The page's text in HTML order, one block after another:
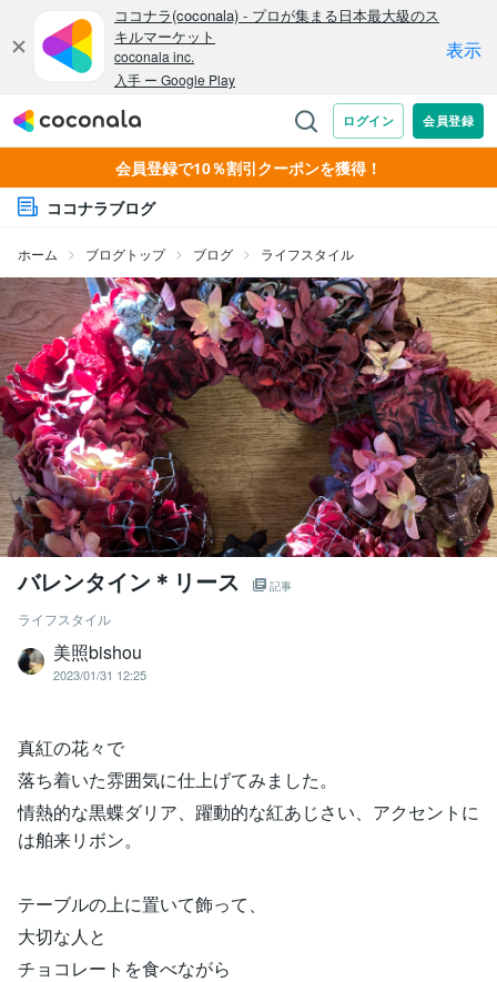
会員登録で10％割引クーポンを獲得！
ココナラブログ
ホーム ブログトップ ブログ ライフスタイル
バレンタイン＊リース 記事
ライフスタイル
美照bishou
2023/01/31 12:25
真紅の花々で
落ち着いた雰囲気に仕上げてみました。
情熱的な黒蝶ダリア、躍動的な紅あじさい、アクセントに
は舶来リボン。
テーブルの上に置いて飾って、
大切な人と
チョコレートを食べながら